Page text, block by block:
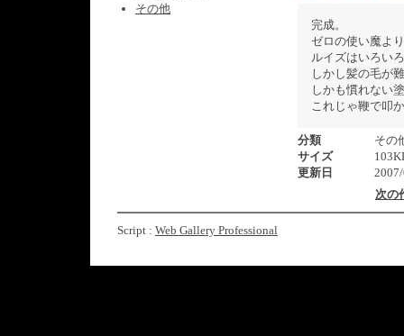
その他
完成。
ゼロの使い魔よ
ルイズはいろい
しかし髪の毛が
しかも慣れない
これじゃ鞭で叩
分類
その
サイズ
更新日
次の
Script : Web Gallery Professional